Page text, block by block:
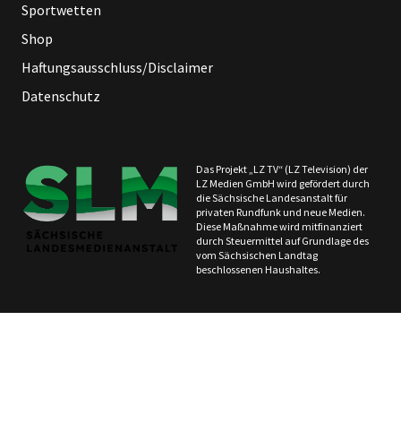
Sportwetten
Shop
Haftungsausschluss/Disclaimer
Datenschutz
Das Projekt „LZ TV“ (LZ Television) der
LZ Medien GmbH wird gefördert durch
die Sächsische Landesanstalt für
privaten Rundfunk und neue Medien.
Diese Maßnahme wird mitfinanziert
durch Steuermittel auf Grundlage des
vom Sächsischen Landtag
beschlossenen Haushaltes.